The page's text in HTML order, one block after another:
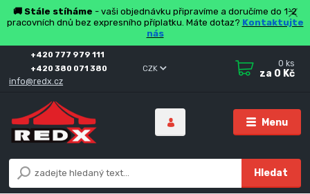
🚚 Stále stíháme - vaši objednávku připravíme a doručíme do 1-2
pracovních dnů bez expresního příplatku. Máte dotaz? Kontaktujte
nás
Menu
CZK
Hledat
+420 777 979 111
+420 380 071 380
info@redx.cz
0 ks
za 0 Kč